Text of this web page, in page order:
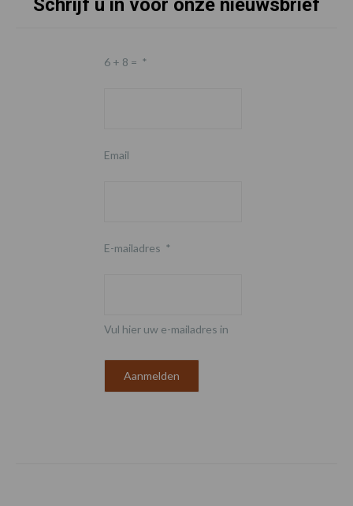
Schrijf u in voor onze nieuwsbrief
6 + 8 = *
Email
E-mailadres *
Vul hier uw e-mailadres in